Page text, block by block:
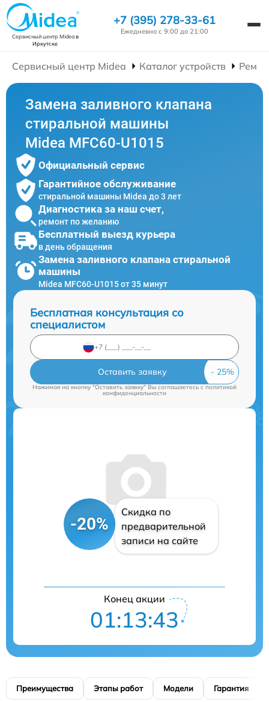
Сервисный центр Mideaв
Иркутске
+7 (395) 278-33-61
Ежедневно с 9:00 до 21:00
Сервисный центр Midea Каталог устройств
Замена заливного клапана
стиральной машины
Midea MFC60-U1015
Официальный сервис
Гарантийное обслуживание
стиральной машины Midea до 3 лет
Диагностика за наш счет,
ремонт по желанию
Бесплатный выезд курьера
в день обращения
Замена заливного клапана стиральной
машины
Midea MFC60-U1015 от 35 минут
Бесплатная консультация со
специалистом
Оставить заявку
Нажимая на кнопку "Оставить заявку" Вы соглашаетесь cполитикой
конфиденциальности
-20%
Скидка по
предварительной
записи на сайте
Конец акции
01:13:42
Преимущества Этапы работ Модели Гарантия